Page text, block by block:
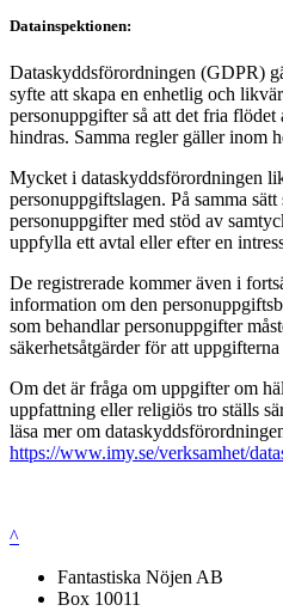
Datainspektionen:
Dataskyddsförordningen (GDPR)
syfte att skapa en enhetlig och
personuppgifter så att det fria
hindras. Samma regler gäller inom
Mycket i dataskyddsförordningen
personuppgiftslagen. På samma
personuppgifter med stöd av
uppfylla ett avtal eller efter en
De registrerade kommer även i
information om den
som behandlar personuppgifter
säkerhetsåtgärder för att
Om det är fråga om uppgifter om
uppfattning eller religiös tro ställs
läsa mer om
https://www.imy.se/verksamhet/
^
Fantastiska Nöjen AB
Box 10011